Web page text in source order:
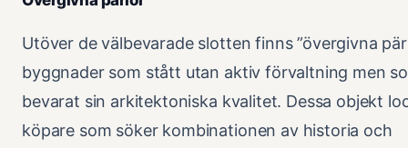
Utöver de välbevarade slotten finns ”övergivna
byggnader som stått utan aktiv förvaltning men
bevarat sin arkitektoniska kvalitet. Dessa objekt
köpare som söker kombinationen av historia och